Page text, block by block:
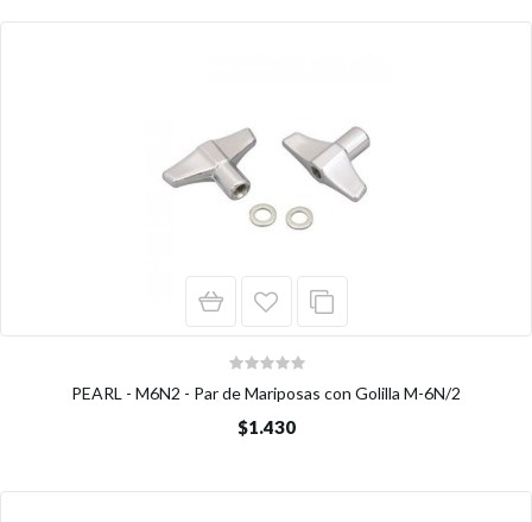
PEARL - M6N2 - Par de Mariposas con Golilla M-6N/2
$1.430